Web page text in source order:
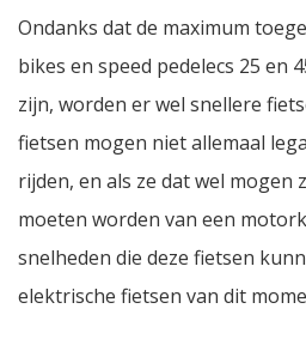
Ondanks dat de maximum
bikes en speed pedelecs 25 en
zijn, worden er wel snellere
fietsen mogen niet allemaal
rijden, en als ze dat wel mogen
moeten worden van een
snelheden die deze fietsen
elektrische fietsen van dit